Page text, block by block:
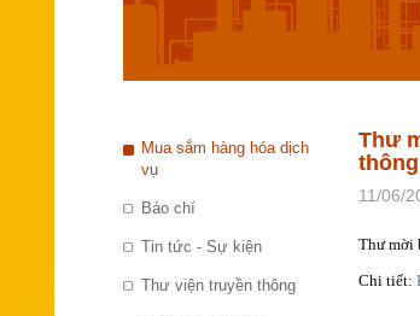
Mua sắm hàng hóa dịch
vụ
Báo chí
Tin tức - Sự kiện
Thư viện truyền thông
Thư
11/06/
Thư mời
Chi tiết: